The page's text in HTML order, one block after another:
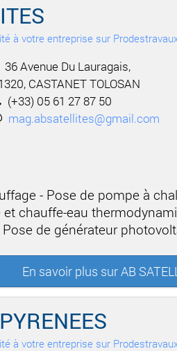
à votre entreprise sur
36 Avenue Du Lauragais,
CASTANET TOLOSAN
(+33) 05 61 27 87 50
mag.absatellites@gmail.com
- Pose de pompe à
chauffe-eau
Pose de générateur
En savoir plus sur AB
à votre entreprise sur